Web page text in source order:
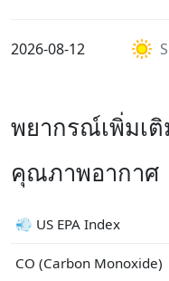
2026-08-12
พยากรณ์เพิ่มเ
คุณภาพอากาศ
💨 US EPA Index
CO (Carbon Monoxide)